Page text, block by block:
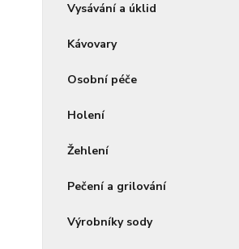
Vysávání a úklid
Kávovary
Osobní péče
Holení
Žehlení
Pečení a grilování
Výrobníky sody